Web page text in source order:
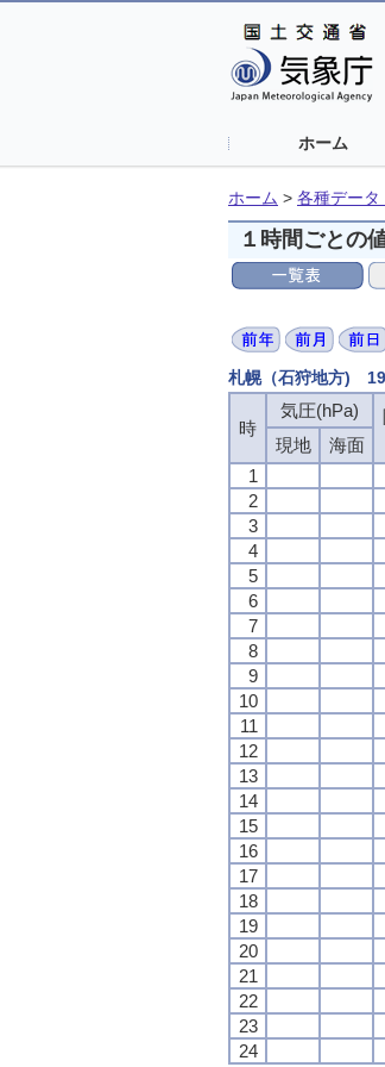
ホーム
ホーム > 各種データ
１時間ごとの
札幌（石狩地方)
時
気圧(hPa)
現地 海面
1
2
3
4
5
6
7
8
9
10
11
12
13
14
15
16
17
18
19
20
21
22
23
24